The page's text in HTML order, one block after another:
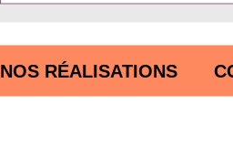
NOS RÉALISATIONS